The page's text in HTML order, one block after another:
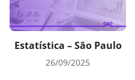
Estatística – São Paulo
26/09/2025